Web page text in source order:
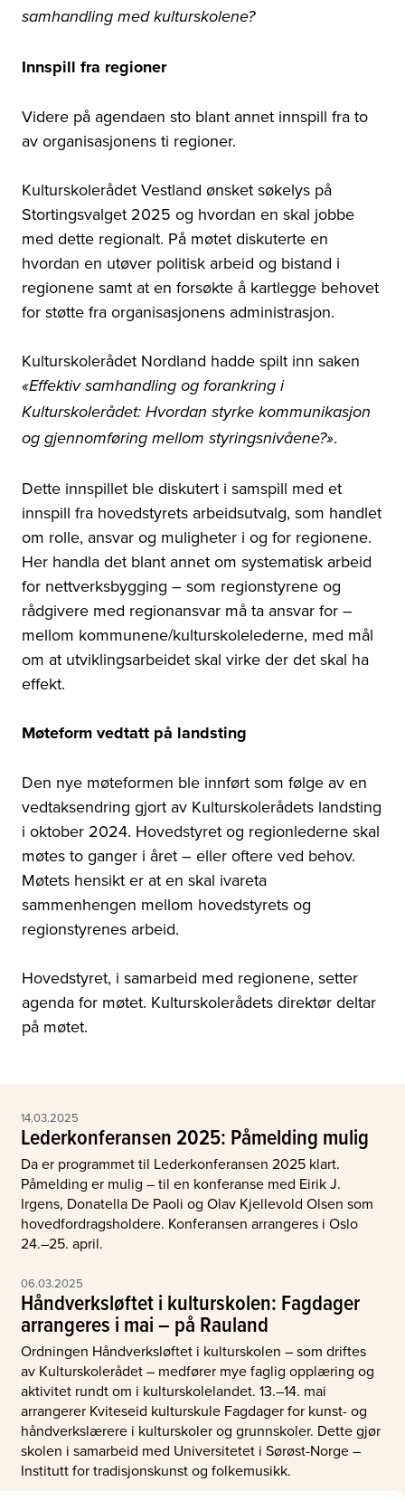
samhandling med kulturskolene?
Innspill fra regioner
Videre på agendaen sto blant annet innspill fra to
av organisasjonens ti regioner.
Kulturskolerådet Vestland ønsket søkelys på
Stortingsvalget 2025 og hvordan en skal jobbe
med dette regionalt. På møtet diskuterte en
hvordan en utøver politisk arbeid og bistand i
regionene samt at en forsøkte å kartlegge behovet
for støtte fra organisasjonens administrasjon.
Kulturskolerådet Nordland hadde spilt inn saken
«Effektiv samhandling og forankring i
Kulturskolerådet: Hvordan styrke kommunikasjon
og gjennomføring mellom styringsnivåene?».
Dette innspillet ble diskutert i samspill med et
innspill fra hovedstyrets arbeidsutvalg, som handlet
om rolle, ansvar og muligheter i og for regionene.
Her handla det blant annet om systematisk arbeid
for nettverksbygging – som regionstyrene og
rådgivere med regionansvar må ta ansvar for –
mellom kommunene/kulturskolelederne, med mål
om at utviklingsarbeidet skal virke der det skal ha
effekt.
Møteform vedtatt på landsting
Den nye møteformen ble innført som følge av en
vedtaksendring gjort av Kulturskolerådets landsting
i oktober 2024. Hovedstyret og regionlederne skal
møtes to ganger i året – eller oftere ved behov.
Møtets hensikt er at en skal ivareta
sammenhengen mellom hovedstyrets og
regionstyrenes arbeid.
Hovedstyret, i samarbeid med regionene, setter
agenda for møtet. Kulturskolerådets direktør deltar
på møtet.
14.03.2025
Lederkonferansen 2025: Påmelding mulig
Da er programmet til Lederkonferansen 2025 klart.
Påmelding er mulig – til en konferanse med Eirik J.
Irgens, Donatella De Paoli og Olav Kjellevold Olsen som
hovedfordragsholdere. Konferansen arrangeres i Oslo
24.–25. april.
06.03.2025
Håndverksløftet i kulturskolen: Fagdager
arrangeres i mai – på Rauland
Ordningen Håndverksløftet i kulturskolen – som driftes
av Kulturskolerådet – medfører mye faglig opplæring og
aktivitet rundt om i kulturskolelandet. 13.–14. mai
arrangerer Kviteseid kulturskule Fagdager for kunst- og
håndverkslærere i kulturskoler og grunnskoler. Dette gjør
skolen i samarbeid med Universitetet i Sørøst-Norge –
Institutt for tradisjonskunst og folkemusikk.